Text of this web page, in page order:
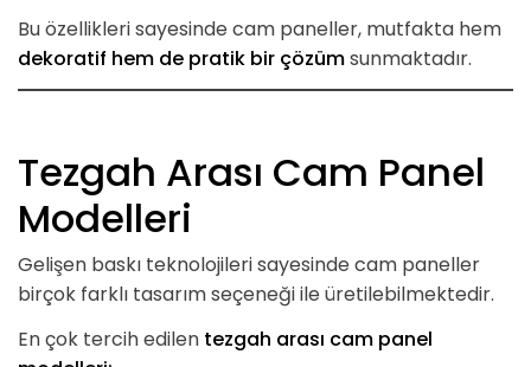
Bu özellikleri sayesinde cam paneller, mutfakta hem
dekoratif hem de pratik bir çözümsunmaktadır.
Tezgah Arası Cam Panel
Modelleri
Gelişen baskı teknolojileri sayesinde cam paneller
birçok farklı tasarım seçeneği ile üretilebilmektedir.
En çok tercih edilen tezgah arası cam panel